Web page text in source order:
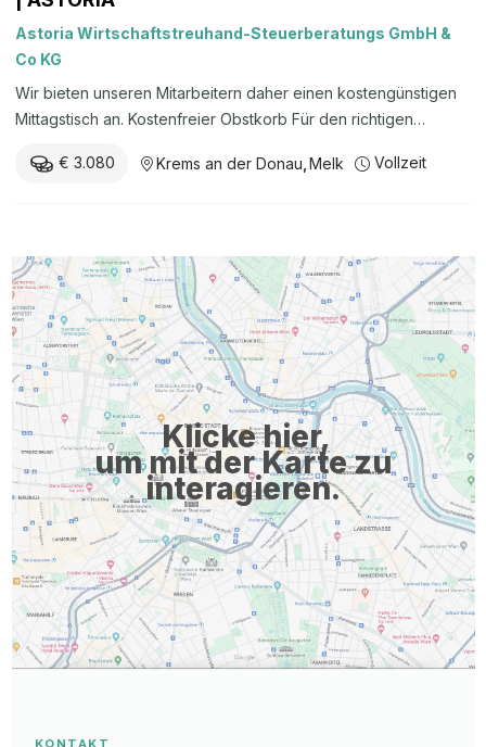
Astoria Wirtschaftstreuhand-Steuerberatungs GmbH &
Co KG
Wir bieten unseren Mitarbeitern daher einen kostengünstigen
Mittagstisch an. Kostenfreier Obstkorb Für den richtigen
Obstkorb, der regelmäßig mit frischen Früchten angefüllt wird.
Aktivitäten und Events, wie Betriebsausflüge und After-Work-
Treffen. Moderner Arbeitsplatz Wir gehen mit der Zeit! Damit
wir unsere Kunden zeitgerecht beraten können, ist uns auch
ein moderner Arbeitsplatz mit entsprechender Ausstattung sehr
wichtig. Weiterbildung Die persönliche und berufliche
Weiterbildung ist in unserem Berufsstand unerlässlich. Denn nur
wer auf dem aktuellen ...
€ 3.080 Krems an der Donau Melk Vollzeit
Klicke hier,
um mit der Karte zu
interagieren.